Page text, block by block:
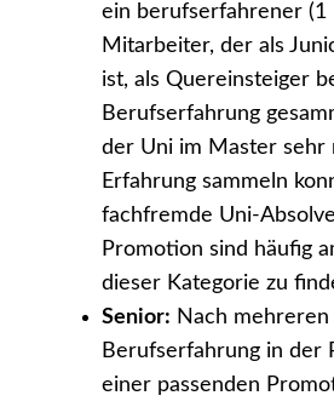
ein berufserfahrener (1
Mitarbeiter, der als
ist, als Quereinsteiger
Berufserfahrung
der Uni im Master sehr
Erfahrung sammeln
fachfremde Uni-
Promotion sind häufig
dieser Kategorie zu
Senior: Nach mehreren
Berufserfahrung in der
einer passenden